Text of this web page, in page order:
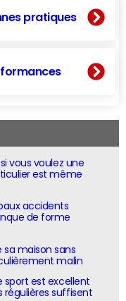
pratiques
vous voulez une
est même
accidents
de forme
sa maison sans
malin
sport est excellent
régulières suffisent